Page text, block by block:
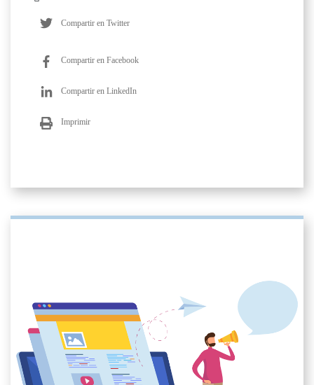
Compartir en Twitter
Compartir en Facebook
Compartir en LinkedIn
Imprimir